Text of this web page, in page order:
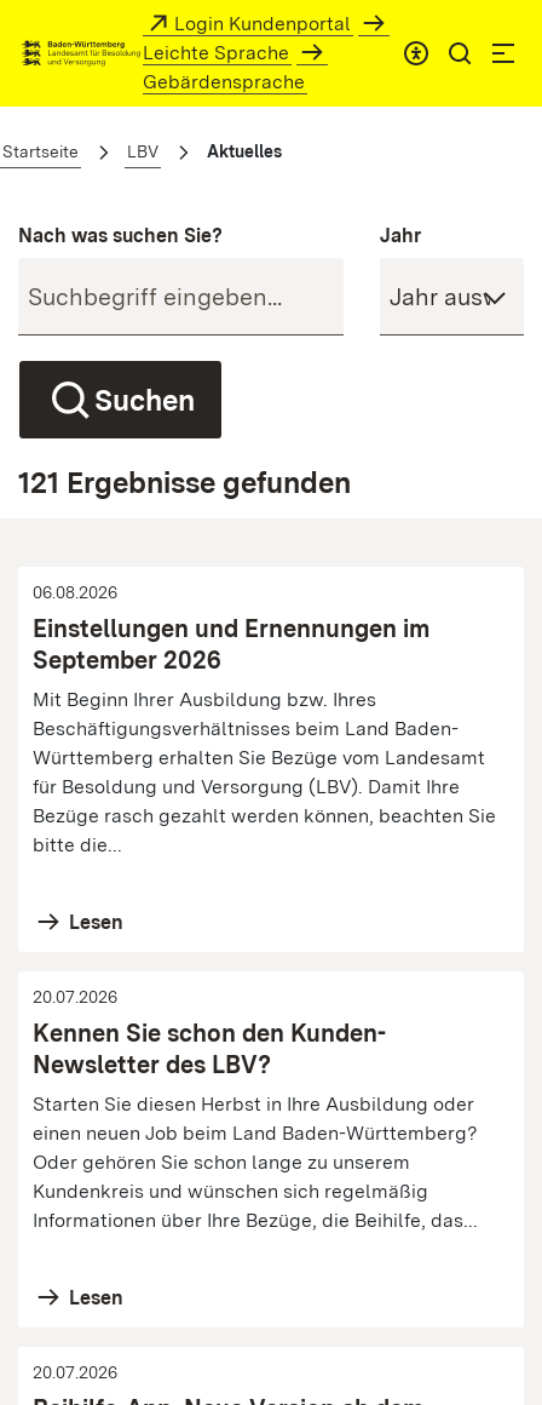
Zum Hauptinhalt springenLogin Kundenportal
Leichte Sprache
Gebärdensprache
Startseite LBV Aktuelles
Nach was suchen Sie? Jahr
Suchen
121 Ergebnisse gefunden
06.08.2026
Einstellungen und Ernennungen im
September 2026
Mit Beginn Ihrer Ausbildung bzw. Ihres
Beschäftigungsverhältnisses beim Land Baden-
Württemberg erhalten Sie Bezüge vom Landesamt
für Besoldung und Versorgung (LBV). Damit Ihre
Bezüge rasch gezahlt werden können, beachten Sie
bitte die...
Lesen
20.07.2026
Kennen Sie schon den Kunden-
Newsletter des LBV?
Starten Sie diesen Herbst in Ihre Ausbildung oder
einen neuen Job beim Land Baden-Württemberg?
Oder gehören Sie schon lange zu unserem
Kundenkreis und wünschen sich regelmäßig
Informationen über Ihre Bezüge, die Beihilfe, das...
Lesen
20.07.2026